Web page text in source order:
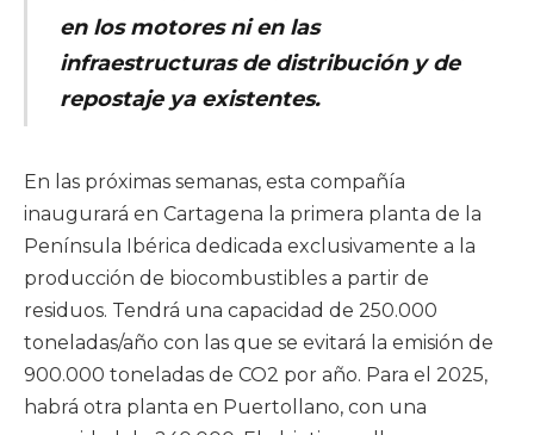
en los motores ni en las
infraestructuras de distribución y de
repostaje ya existentes.
En las próximas semanas, esta compañía
inaugurará en Cartagena la primera planta de la
Península Ibérica dedicada exclusivamente a la
producción de biocombustibles a partir de
residuos. Tendrá una capacidad de 250.000
toneladas/año con las que se evitará la emisión de
900.000 toneladas de CO2 por año. Para el 2025,
habrá otra planta en Puertollano, con una